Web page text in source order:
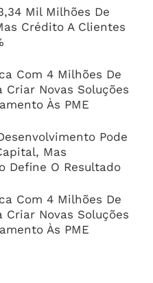
Mil Milhões De
Crédito A Clientes
Com 4 Milhões De
Criar Novas Soluções
Às PME
Pode
Mas
Define O Resultado
Com 4 Milhões De
Criar Novas Soluções
Às PME